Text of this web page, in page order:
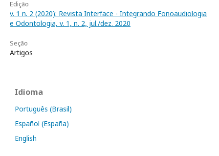
Edição
v. 1 n. 2 (2020): Revista Interface - Integrando Fonoaudiologia
e Odontologia, v. 1, n. 2, jul./dez. 2020
Seção
Artigos
Idioma
Português (Brasil)
Español (España)
English